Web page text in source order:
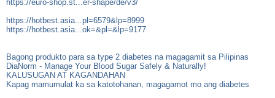
https://euro-shop.st...er-shape/de/v3/
https://hotbest.asia...pl=6579&lp=8999
https://hotbest.asia...ok=&pl=&lp=9177
Bagong produkto para sa type 2 diabetes na magagamit sa Pilipinas
DiaNorm - Manage Your Blood Sugar Safely & Naturally!
KALUSUGAN AT KAGANDAHAN
Kapag mamumulat ka sa katotohanan, magagamot mo ang diabetes